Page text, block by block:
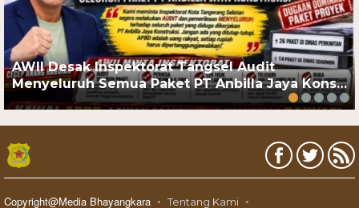
AWII Desak Inspektorat Tangsel Audit
Menyeluruh Semua Paket PT Anbilla Jaya Kons…
Copyright@Media Bhayangkara Tentang Kami